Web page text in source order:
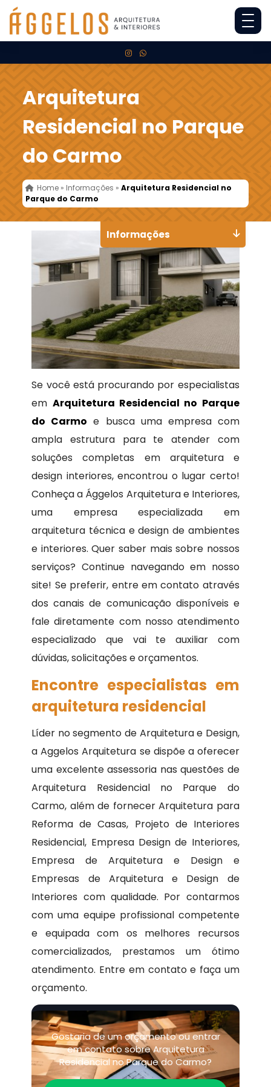
Arquitetura
Residencial no Parque
do Carmo
Home » Informações »Arquitetura Residencial no
Parque do Carmo
Se você está procurando por especialistas
em Arquitetura Residencial no Parque
do Carmo e busca uma empresa com
ampla estrutura para te atender com
soluções completas em arquitetura e
design interiores, encontrou o lugar certo!
Conheça a Ággelos Arquitetura e Interiores,
uma empresa especializada em
arquitetura técnica e design de ambientes
e interiores. Quer saber mais sobre nossos
serviços? Continue navegando em nosso
site! Se preferir, entre em contato através
dos canais de comunicação disponíveis e
fale diretamente com nosso atendimento
especializado que vai te auxiliar com
dúvidas, solicitações e orçamentos.
Encontre especialistas em
arquitetura residencial
Líder no segmento de Arquitetura e Design,
a Aggelos Arquitetura se dispõe a oferecer
uma excelente assessoria nas questões de
Arquitetura Residencial no Parque do
Carmo, além de fornecer Arquitetura para
Reforma de Casas, Projeto de Interiores
Residencial, Empresa Design de Interiores,
Empresa de Arquitetura e Design e
Empresas de Arquitetura e Design de
Interiores com qualidade. Por contarmos
com uma equipe profissional competente
e equipada com os melhores recursos
comercializados, prestamos um ótimo
atendimento. Entre em contato e faça um
orçamento.
Gostaria de um orçamento ou entrar
em contato sobre Arquitetura
Residencial no Parque do Carmo?
Informações